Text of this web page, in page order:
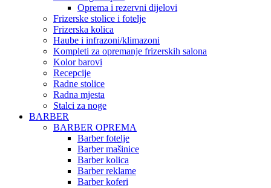
Oprema i rezervni dijelovi
Frizerske stolice i fotelje
Frizerska kolica
Haube i infrazoni/klimazoni
Kompleti za opremanje frizerskih salona
Kolor barovi
Recepcije
Radne stolice
Radna mjesta
Stalci za noge
BARBER
BARBER OPREMA
Barber fotelje
Barber mašinice
Barber kolica
Barber reklame
Barber koferi